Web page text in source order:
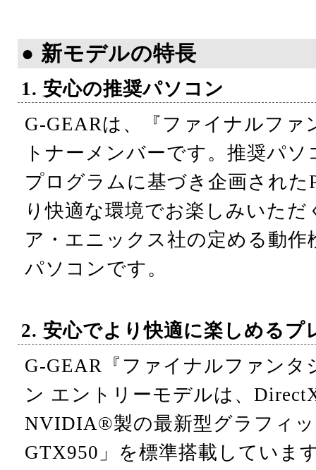
● 新モデルの特長
1. 安心の推奨パソコン
G-GEARは、『ファイナルフ
トナーメンバーです。推奨パ
プログラムに基づき企画された
り快適な環境でお楽しみいた
ア・エニックス社の定める動作
パソコンです。
2. 安心でより快適に楽しめるプ
G-GEAR『ファイナルファン
ン エントリーモデルは、
NVIDIA®製の最新型グラフィ
GTX950」を標準搭載していま